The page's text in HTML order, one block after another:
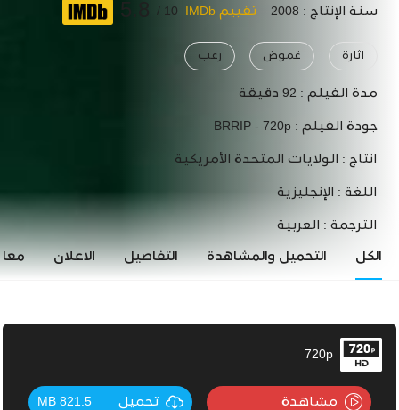
سنة الإنتاج : 2008 تقييم IMDb 10 /
5.8
اثارة غموض رعب
مدة الفيلم : 92 دقيقة
جودة الفيلم : BRRIP - 720p
انتاج : الولايات المتحدة الأمريكية
اللغة : الإنجليزية
الترجمة : العربية
الكل التحميل والمشاهدة التفاصيل الاعلان
720p
مشاهدة تحميل 821.5 MB